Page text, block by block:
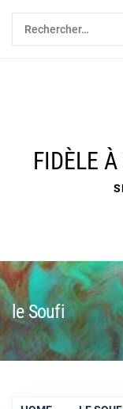
Skip
content
Rechercher :
FIDÈLE
le Soufi